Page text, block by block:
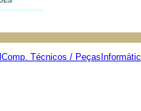
Comp. Técnicos / Peças